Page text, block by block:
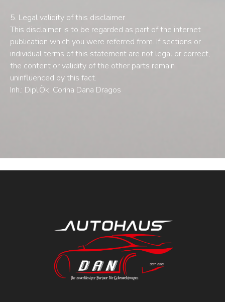
5. Legal validity of this disclaimer
This disclaimer is to be regarded as part of the internet
publication which you were referred from. If sections or
individual terms of this statement are not legal or correct,
the content or validity of the other parts remain
uninfluenced by this fact.
Inh.: Dipl.Ök. Corina Dana Dragos